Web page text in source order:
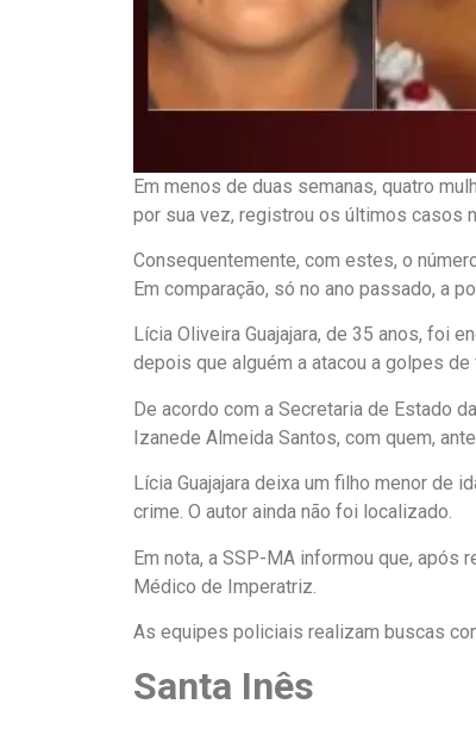
Em menos de duas semanas, quatro
por sua vez, registrou os últimos casos
Consequentemente, com estes, o
Em comparação, só no ano passado, a
Lícia Oliveira Guajajara, de 35 anos, foi
depois que alguém a atacou a golpes de
De acordo com a Secretaria de Estado
Izanede Almeida Santos, com quem,
Lícia Guajajara deixa um filho menor de
crime. O autor ainda não foi localizado.
Em nota, a SSP-MA informou que, após
Médico de Imperatriz.
As equipes policiais realizam buscas
Santa Inês